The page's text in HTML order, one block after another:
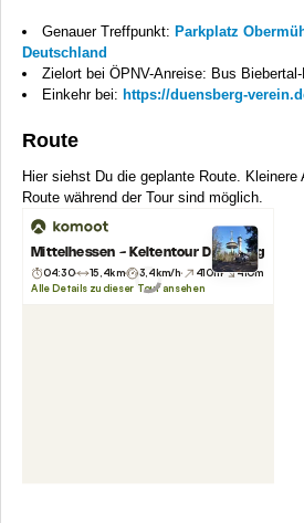
Genauer Treffpunkt: Parkplatz
Deutschland
Zielort bei ÖPNV-Anreise: Bus
Einkehr bei: https://duensberg-
Route
Hier siehst Du die geplante Route. Kleinere
Route während der Tour sind möglich.